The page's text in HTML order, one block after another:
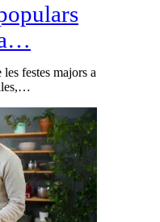
festes majors a